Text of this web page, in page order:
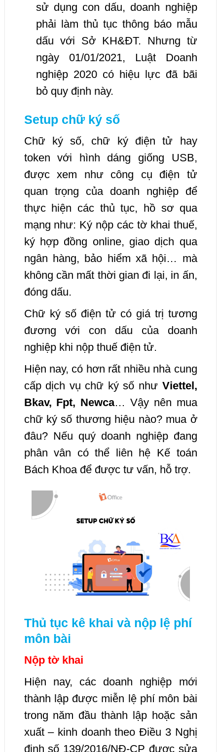
sử dụng con dấu, doanh nghiệp
phải làm thủ tục thông báo mẫu
dấu với Sở KH&ĐT. Nhưng từ
ngày 01/01/2021, Luật Doanh
nghiệp 2020 có hiệu lực đã bãi
bỏ quy định này.
Setup chữ ký số
Chữ ký số, chữ ký điện tử hay
token với hình dáng giống USB,
được xem như công cụ điện tử
quan trọng của doanh nghiệp để
thực hiện các thủ tục, hồ sơ qua
mạng như: Ký nộp các tờ khai thuế,
ký hợp đồng online, giao dịch qua
ngân hàng, bảo hiểm xã hội… mà
không cần mất thời gian đi lại, in ấn,
đóng dấu.
Chữ ký số điện tử có giá trị tương
đương với con dấu của doanh
nghiệp khi nộp thuế điện tử.
Hiện nay, có hơn rất nhiều nhà cung
cấp dịch vụ chữ ký số như Viettel,
Bkav, Fpt, Newca… Vậy nên mua
chữ ký số thương hiệu nào? mua ở
đâu? Nếu quý doanh nghiệp đang
phân vân có thể liên hệ Kế toán
Bách Khoa để được tư vấn, hỗ trợ.
Thủ tục kê khai và nộp lệ phí
môn bài
Nộp tờ khai
Hiện nay, các doanh nghiệp mới
thành lập được miễn lệ phí môn bài
trong năm đầu thành lập hoặc sản
xuất – kinh doanh theo Điều 3 Nghị
định số 139/2016/NĐ-CP được sửa